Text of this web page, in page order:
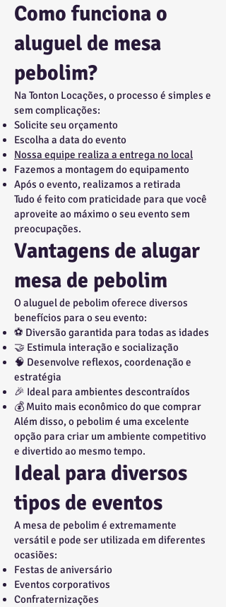
Como funciona o
aluguel de mesa
pebolim?
Na Tonton Locações, o processo é simples e
sem complicações:
Solicite seu orçamento
Escolha a data do evento
Nossa equipe realiza a entrega no local
Fazemos a montagem do equipamento
Após o evento, realizamos a retirada
Tudo é feito com praticidade para que você
aproveite ao máximo o seu evento sem
preocupações.
Vantagens de alugar
mesa de pebolim
O aluguel de pebolim oferece diversos
benefícios para o seu evento:
⚽ Diversão garantida para todas as idades
🤝 Estimula interação e socialização
🧠 Desenvolve reflexos, coordenação e
estratégia
🎉 Ideal para ambientes descontraídos
💰 Muito mais econômico do que comprar
Além disso, o pebolim é uma excelente
opção para criar um ambiente competitivo
e divertido ao mesmo tempo.
Ideal para diversos
tipos de eventos
A mesa de pebolim é extremamente
versátil e pode ser utilizada em diferentes
ocasiões:
Festas de aniversário
Eventos corporativos
Confraternizações